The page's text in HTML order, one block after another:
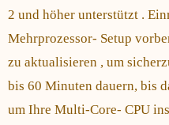
2 und höher unterstützt .
Mehrprozessor- Setup
zu aktualisieren , um
bis 60 Minuten dauern, bis
um Ihre Multi-Core- CPU